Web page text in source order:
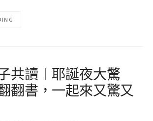
共讀︱耶誕夜大驚
翻書，一起來又驚又